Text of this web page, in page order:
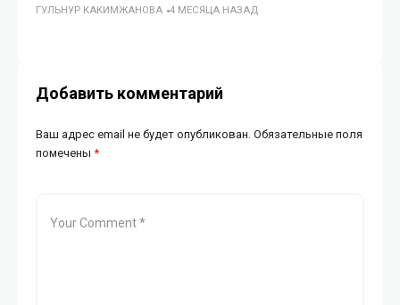
ГУЛЬНУР КАКИМЖАНОВА 4 МЕСЯЦА НАЗАД
Добавить комментарий
Ваш адрес email не будет опубликован. Обязательные поля
помечены *